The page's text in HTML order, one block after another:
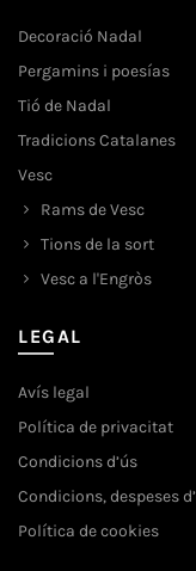
Decoració Nadal
Pergamins i poesías
Tió de Nadal
Tradicions Catalanes
Vesc
Rams de Vesc
Tions de la sort
Vesc a l'Engròs
LEGAL
Avís legal
Política de privacitat
Condicions d’ús
Condicions, despeses
Política de cookies